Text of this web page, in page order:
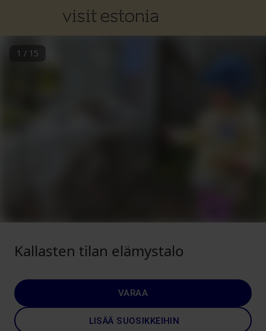
1 / 15
Kallasten tilan elämystalo
VARAA
LISÄÄ SUOSIKKEIHIN